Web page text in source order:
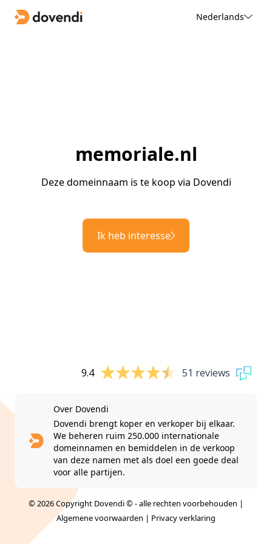
Nederlands
memoriale.nl
Deze domeinnaam is te koop via Dovendi
Ik heb interesse
9.4 51 reviews
Over Dovendi
Dovendi brengt koper en verkoper bij elkaar.
We beheren ruim 250.000 internationale
domeinnamen en bemiddelen in de verkoop
van deze namen met als doel een goede deal
voor alle partijen.
© 2026 Copyright Dovendi © - alle rechten voorbehouden |
Algemene voorwaarden | Privacy verklaring